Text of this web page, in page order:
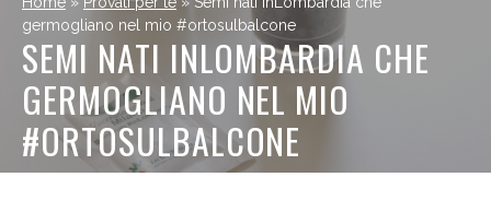
germogliano nel mio #ortosulbalcone
SEMI NATI INLOMBARDIA CHE
GERMOGLIANO NEL MIO
#ORTOSULBALCONE